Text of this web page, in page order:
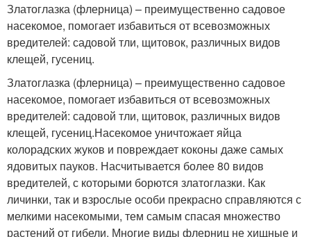
Златоглазка (флерница) – преимущественно садовое
насекомое, помогает избавиться от всевозможных
вредителей: садовой тли, щитовок, различных видов
клещей, гусениц.
Златоглазка (флерница) – преимущественно садовое
насекомое, помогает избавиться от всевозможных
вредителей: садовой тли, щитовок, различных видов
клещей, гусениц.Насекомое уничтожает яйца
колорадских жуков и повреждает коконы даже самых
ядовитых пауков. Насчитывается более 80 видов
вредителей, с которыми борются златоглазки. Как
личинки, так и взрослые особи прекрасно справляются с
мелкими насекомыми, тем самым спасая множество
растений от гибели. Многие виды флерниц не хищные и